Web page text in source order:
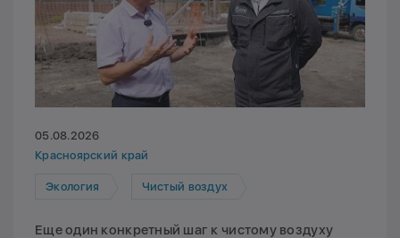
05.08.2026
Красноярский край
Экология Чистый воздух
Еще один конкретный шаг к чистому воздуху